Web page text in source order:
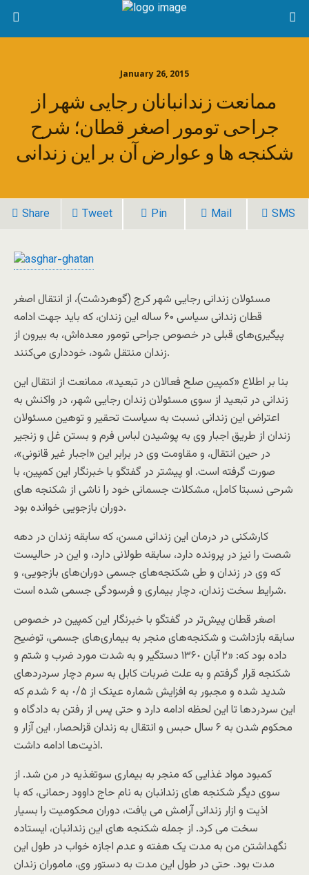
January 26, 2015
ممانعت زندانبانان رجایی شهر از
جراحی تومور اصغر قطان؛ شرح
شکنجه ها و عوارض آن بر این زندانی
Share Tweet Pin Mail SMS
مسئولان زندانی رجایی شهر کرج (گوهردشت)، از انتقال اصغر
قطان زندانی سیاسی ۶۰ ساله این زندان، که باید جهت ادامه
پیگیری‌های قبلی در خصوص جراحی تومور معده‌اش، به بیرون از
زندان منتقل شود، خودداری می‌کنند.
بنا بر اطلاع «کمپین صلح فعالان در تبعید»، ممانعت از انتقال این
زندانی در تبعید از سوی مسئولان زندان رجایی شهر، در واکنش به
اعتراض این زندانی نسبت به سیاست تحقیر و توهین مسئولان
زندان از طریق اجبار وی به پوشیدن لباس فرم و بستن غل و زنجیر
در حین انتقال، و مقاومت وی در برابر این «اجبار غیر قانونی»،
صورت گرفته است. او پیشتر در گفتگو با خبرنگار این کمپین، با
شرحی نسبتا کامل، مشکلات جسمانی خود را ناشی از شکنجه های
دوران بازجویی خوانده بود.
کارشکنی در درمان این زندانی مسن، که سابقه زندان در دهه
شصت را نیز در پرونده دارد، سابقه طولانی دارد، و این در حالیست
که وی در زندان و طی شکنجه‌های جسمی دوران‌های بازجویی، و
شرایط سخت زندان، دچار بیماری و فرسودگی جسمی شده است.
اصغر قطان پیش‌تر در گفتگو با خبرنگار این کمپین در خصوص
سابقه بازداشت و شکنجه‌های منجر به بیماری‌های جسمی، توضیح
داده بود که: «٢ آبان ١٣۶٠ دستگیر و به شدت مورد ضرب و شتم و
شکنجه قرار گرفتم و به علت ضربات کابل به سرم دچار سردردهاى
شدید شده و مجبور به افزایش شماره عینک از ٠/۵ به ۶ شدم که
این سردرد‌ها تا این لحظه ادامه دارد و حتى پس از رفتن به دادگاه و
محکوم شدن به ۶ سال حبس و انتقال به زندان قزلحصار، این آزار و
اذیت‌ها ادامه داشت.
کمبود مواد غذایى که منجر به بیمارى سوتغذیه در من شد. از
سوى دیگر شکنجه هاى زندانبان به نام حاج داوود رحمانى، که با
اذیت و ازار زندانى آرامش مى یافت، دوران محکومیت را بسیار
سخت مى کرد. از جمله شکنجه هاى این زندانبان، ایستاده
نگهداشتن من به مدت یک هفته و عدم اجازه خواب در طول این
مدت بود. حتى در طول این مدت به دستور وى، ماموران زندان